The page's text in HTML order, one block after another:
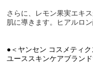
さらに、レモン果実エキ
肌に導きます。ヒアルロ
●＜ヤンセン コスメティ
ユーススキンケアブランド